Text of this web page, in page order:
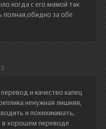
когда с его мамой так
полная,обидно за обе
и качество капец
ненужная лишняя,
и похихикивать,
в хорошем переводе